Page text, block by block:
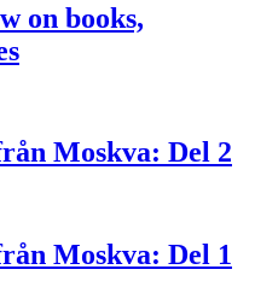
on books,
Moskva: Del 2
Moskva: Del 1